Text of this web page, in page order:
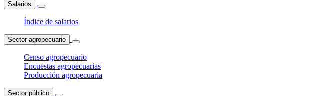
Salarios
Índice de salarios
Sector agropecuario
Censo agropecuario
Encuestas agropecuarias
Producción agropecuaria
Sector público